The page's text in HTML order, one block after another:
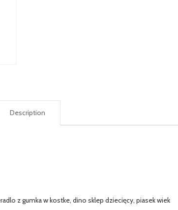
Description
z gumka w kostke, dino sklep dziecięcy, piasek wiek